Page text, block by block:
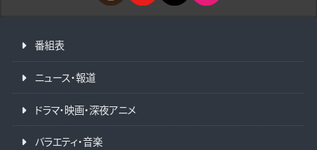
番組表
ニュース・報道
ドラマ・映画・深夜アニメ
バラエティ・音楽